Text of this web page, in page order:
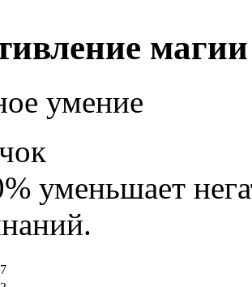
магии
умение
уменьшает